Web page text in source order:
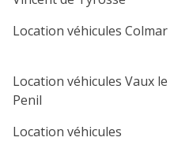
Location véhicules Colmar
Location véhicules Vaux le
Penil
Location véhicules